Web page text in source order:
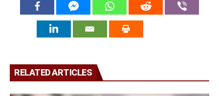
RELATED ARTICLES